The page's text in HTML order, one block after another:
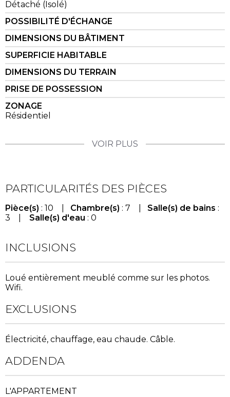
Détaché (Isolé)
POSSIBILITÉ D'ÉCHANGE
DIMENSIONS DU BÂTIMENT
SUPERFICIE HABITABLE
DIMENSIONS DU TERRAIN
PRISE DE POSSESSION
ZONAGE
Résidentiel
VOIR PLUS
PARTICULARITÉS DES PIÈCES
Pièce(s) : 10 | Chambre(s) : 7 | Salle(s) de bains :
3 |
Salle(s) d'eau : 0
INCLUSIONS
Loué entièrement meublé comme sur les photos.
Wifi.
EXCLUSIONS
Électricité, chauffage, eau chaude. Câble.
ADDENDA
L'APPARTEMENT